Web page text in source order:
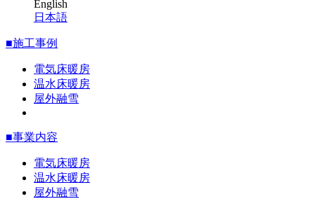
English
日本語
■施工事例
電気床暖房
温水床暖房
屋外融雪
■事業内容
電気床暖房
温水床暖房
屋外融雪